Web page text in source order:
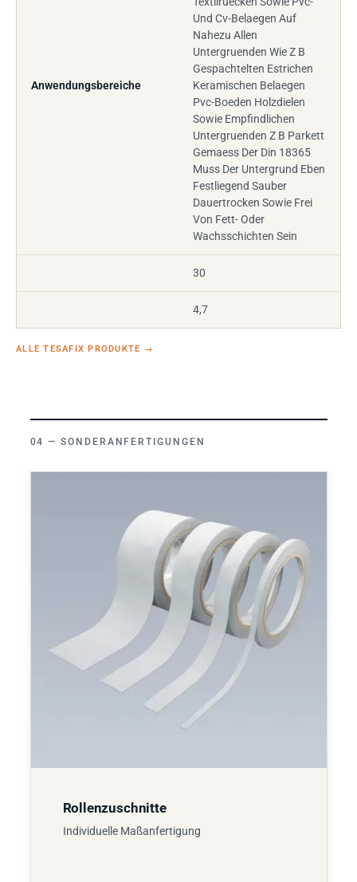
Anwendungsbereiche
Und Cv-Belaegen Auf
Nahezu Allen
Untergruenden Wie Z B
Gespachtelten Estrichen
Keramischen Belaegen
Pvc-Boeden Holzdielen
Sowie Empfindlichen
Untergruenden Z B Parkett
Gemaess Der Din 18365
Muss Der Untergrund Eben
Festliegend Sauber
Dauertrocken Sowie Frei
Von Fett- Oder
Wachsschichten Sein
30
4,7
ALLE TESAFIX PRODUKTE →
SONDERANFERTIGUNGEN
Rollenzuschnitte
Individuelle Maßanfertigung